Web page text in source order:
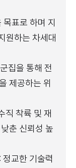
표로 하며 지
원하는 차세대
집을 통해 전
제공하는 위
직 착륙 및 재
춘 신뢰성 높
: 정교한 기술력